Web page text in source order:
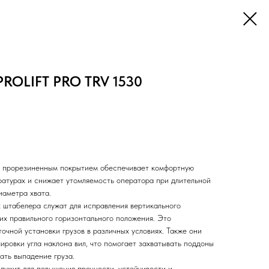
PRO TRV 1530
прорезиненным покрытием обеспечивает комфортную
и снижает утомляемость оператора при длительной
хвата.
служат для исправления вертикального
правильного горизонтального положения. Это
установки грузов в различных условиях. Также они
угла наклона вил, что помогает захватывать поддоны
выпадение груза.